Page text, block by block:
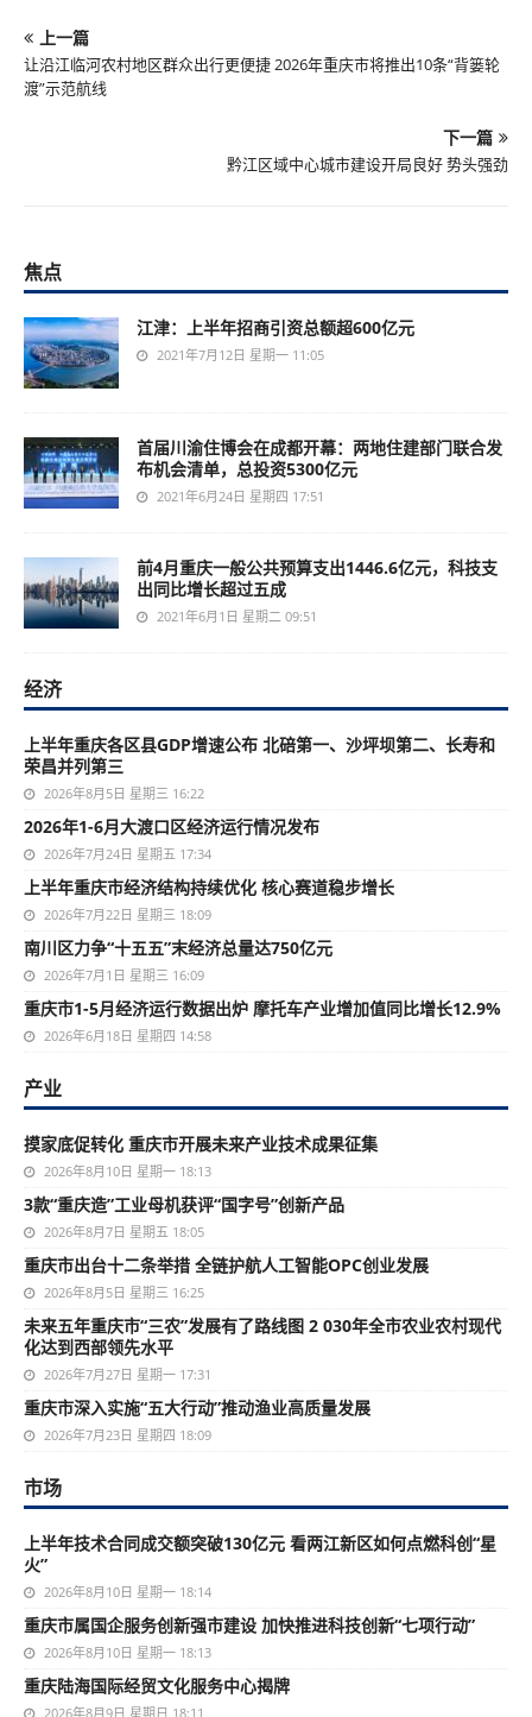
上一篇
让沿江临河农村地区群众出行更便捷 2026年重庆市将推出10条“背篓轮
渡”示范航线
下一篇
黔江区域中心城市建设开局良好 势头强劲
焦点
江津：上半年招商引资总额超600亿元
2021年7月12日 星期一 11:05
首届川渝住博会在成都开幕：两地住建部门联合发
布机会清单，总投资5300亿元
2021年6月24日 星期四 17:51
前4月重庆一般公共预算支出1446.6亿元，科技支
出同比增长超过五成
2021年6月1日 星期二 09:51
经济
上半年重庆各区县GDP增速公布 北碚第一、沙坪坝第二、长寿和
荣昌并列第三
2026年8月5日 星期三 16:22
2026年1-6月大渡口区经济运行情况发布
2026年7月24日 星期五 17:34
上半年重庆市经济结构持续优化 核心赛道稳步增长
2026年7月22日 星期三 18:09
南川区力争“十五五”末经济总量达750亿元
2026年7月1日 星期三 16:09
重庆市1-5月经济运行数据出炉 摩托车产业增加值同比增长12.9%
2026年6月18日 星期四 14:58
产业
摸家底促转化 重庆市开展未来产业技术成果征集
2026年8月10日 星期一 18:13
3款“重庆造”工业母机获评“国字号”创新产品
2026年8月7日 星期五 18:05
重庆市出台十二条举措 全链护航人工智能OPC创业发展
2026年8月5日 星期三 16:25
未来五年重庆市“三农”发展有了路线图 2 030年全市农业农村现代
化达到西部领先水平
2026年7月27日 星期一 17:31
重庆市深入实施“五大行动”推动渔业高质量发展
2026年7月23日 星期四 18:09
市场
上半年技术合同成交额突破130亿元 看两江新区如何点燃科创“星
火”
2026年8月10日 星期一 18:14
重庆市属国企服务创新强市建设 加快推进科技创新“七项行动”
2026年8月10日 星期一 18:13
重庆陆海国际经贸文化服务中心揭牌
2026年8月9日 星期日 18:11